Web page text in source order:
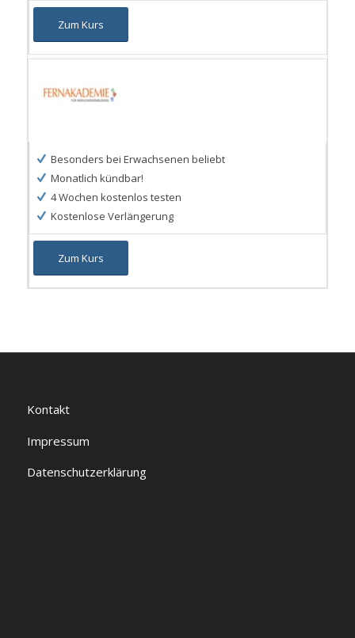
Zum Kurs
Besonders bei Erwachsenen beliebt
Monatlich kündbar!
4 Wochen kostenlos testen
Kostenlose Verlängerung
Zum Kurs
Kontakt
Impressum
Datenschutzerklärung